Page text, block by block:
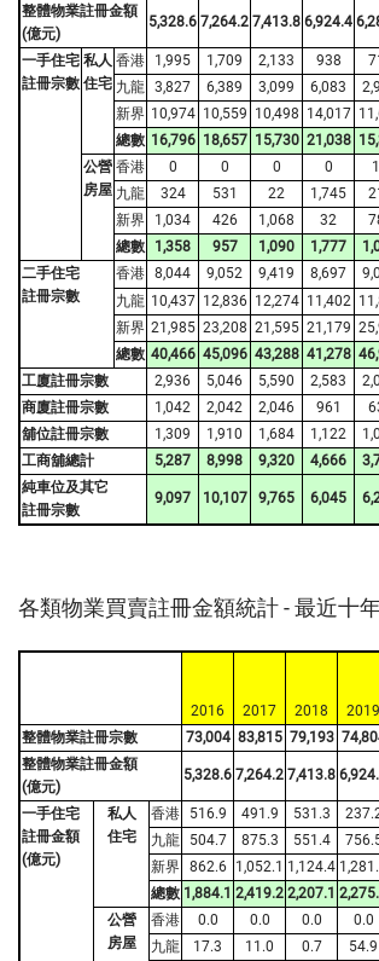
整體物業註冊金額
(億元)
5,328.6 7,264.2 7,413.8 6,924.4
一手住宅
註冊宗數
私人
住宅
香港 1,995 1,709 2,133 938
九龍
3,827 6,389 3,099 6,083
新界 10,974 10,559 10,498 14,017
總數 16,796 18,657 15,730 21,038
公營
房屋
香港 0 0 0 0
九龍
324 531 22 1,745
新界
1,034 426 1,068 32
總數
1,358 957 1,090 1,777
二手住宅
註冊宗數
香港 8,044 9,052 9,419 8,697
九龍 10,437 12,836 12,274 11,402
新界 21,985 23,208 21,595 21,179
總數 40,466 45,096 43,288 41,278
工廈註冊宗數
2,936 5,046 5,590 2,583
商廈註冊宗數
1,042 2,042 2,046 961
舖位註冊宗數
1,309 1,910 1,684 1,122
工商舖總計
5,287 8,998 9,320 4,666
純車位及其它
註冊宗數
9,097 10,107 9,765 6,045
各類物業買賣註冊金額統計 -最近十
2016 2017 2018 2019
整體物業註冊宗數
73,004 83,815 79,193
整體物業註冊金額
(億元)
5,328.6 7,264.2 7,413.8
一手住宅
註冊金額
(億元)
私人
住宅
香港 516.9 491.9 531.3
九龍
504.7 875.3 551.4
新界 862.6 1,052.1 1,124.4
總數 1,884.1 2,419.2 2,207.1
公營
房屋
香港 0.0 0.0 0.0 0.0
九龍
17.3 11.0 0.7 54.9